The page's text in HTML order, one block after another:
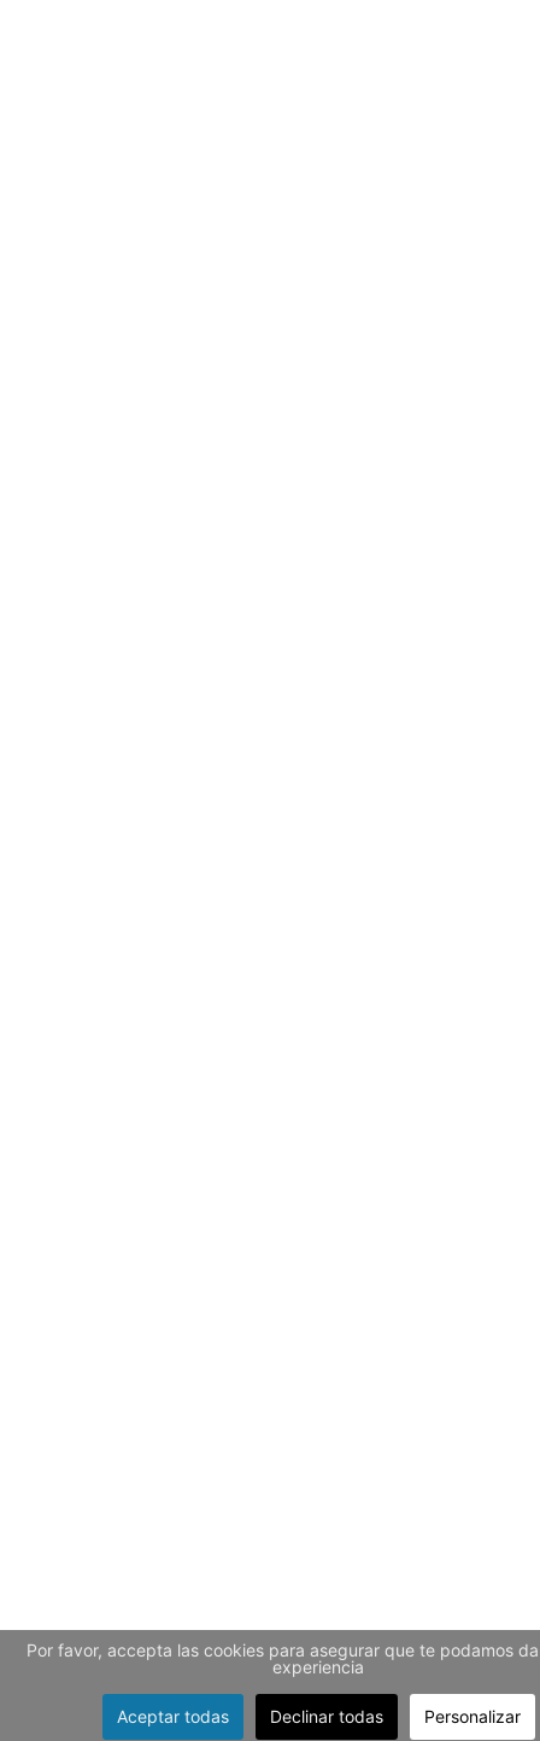
Por favor, accepta las cookies para asegurar que te podamos
experiencia
Aceptar todas Declinar todas Personalizar